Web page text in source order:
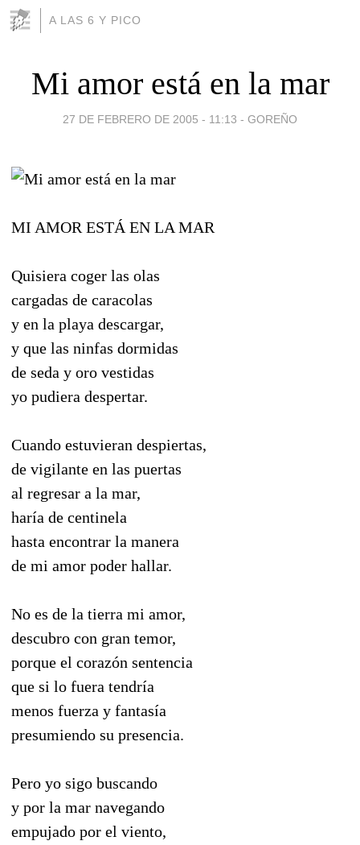
A LAS 6 Y PICO
Mi amor está en la mar
27 DE FEBRERO DE 2005 - 11:13 - GOREÑO
MI AMOR ESTÁ EN LA MAR
Quisiera coger las olas
cargadas de caracolas
y en la playa descargar,
y que las ninfas dormidas
de seda y oro vestidas
yo pudiera despertar.
Cuando estuvieran despiertas,
de vigilante en las puertas
al regresar a la mar,
haría de centinela
hasta encontrar la manera
de mi amor poder hallar.
No es de la tierra mi amor,
descubro con gran temor,
porque el corazón sentencia
que si lo fuera tendría
menos fuerza y fantasía
presumiendo su presencia.
Pero yo sigo buscando
y por la mar navegando
empujado por el viento,